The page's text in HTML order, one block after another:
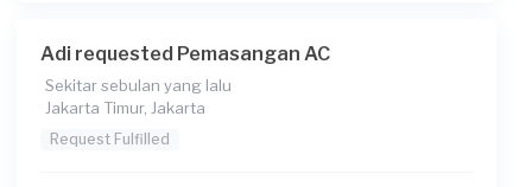
Adi requested Pemasangan AC
Sekitar sebulan yang lalu
Jakarta Timur, Jakarta
Request Fulfilled